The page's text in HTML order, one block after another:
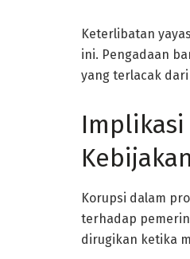
Keterlibatan
ini. Pengadaan
yang terlacak
Korupsi dalam
terhadap
dirugikan ketika